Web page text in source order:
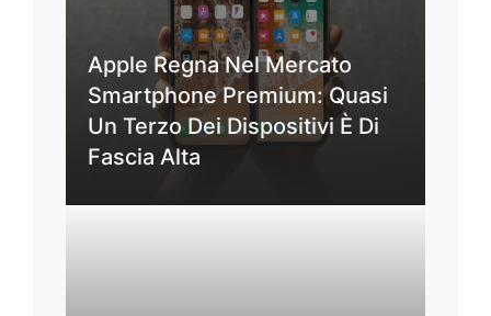
Apple Regna Nel Mercato
Smartphone Premium: Quasi
Un Terzo Dei Dispositivi È Di
Fascia Alta